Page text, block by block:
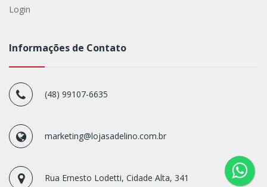
Login
Informações de Contato
(48) 99107-6635
marketing@lojasadelino.com.br
Rua Ernesto Lodetti, Cidade Alta, 341